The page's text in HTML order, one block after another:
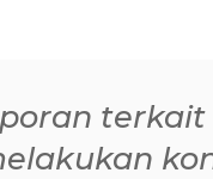
terkait